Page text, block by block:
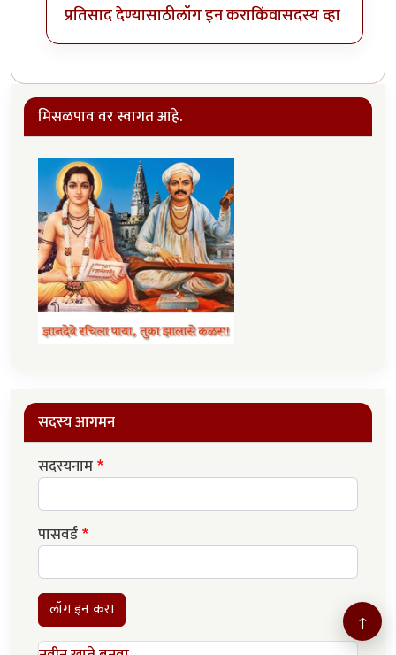
प्रतिसाद देण्यासाठीलॉग इन कराकिंवासदस्य व्हा
मिसळपाव वर स्वागत आहे.
सदस्य आगमन
सदस्यनाम
पासवर्ड
लॉग इन करा ↑